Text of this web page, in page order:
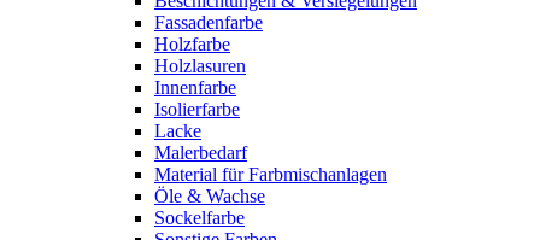
Fassadenfarbe
Holzfarbe
Holzlasuren
Innenfarbe
Isolierfarbe
Lacke
Malerbedarf
Material für Farbmischanlagen
Öle & Wachse
Sockelfarbe